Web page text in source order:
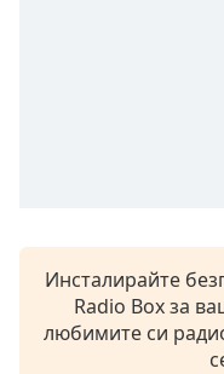
Text
Инсталирайте
Radio Box за
любимите си